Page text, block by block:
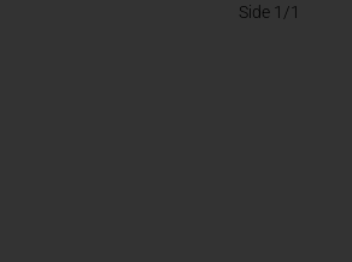
Side 1/1